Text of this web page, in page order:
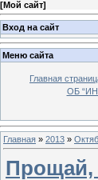
[Мой сайт]
Вход на сайт
Меню сайта
Главная
ОБ
Главная » 2013 »
Прощай,